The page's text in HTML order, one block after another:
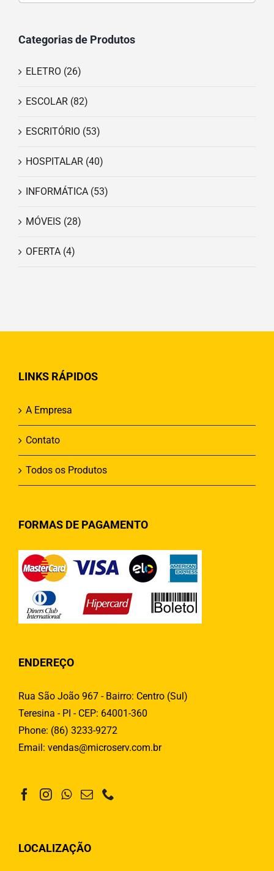
Categorias de Produtos
ELETRO (26)
ESCOLAR (82)
ESCRITÓRIO (53)
HOSPITALAR (40)
INFORMÁTICA (53)
MÓVEIS (28)
OFERTA (4)
LINKS RÁPIDOS
A Empresa
Contato
Todos os Produtos
FORMAS DE PAGAMENTO
ENDEREÇO
Rua São João 967 - Bairro: Centro (Sul)
Teresina - PI - CEP: 64001-360
Phone: (86) 3233-9272
Email: vendas@microserv.com.br
LOCALIZAÇÃO